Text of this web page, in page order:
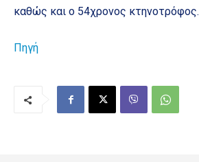
καθώς και ο 54χρονος κτηνοτρόφος.
Πηγή